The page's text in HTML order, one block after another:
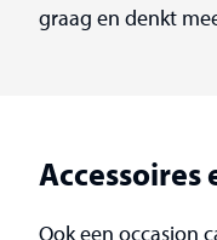
graag en denkt
Ook een occasion